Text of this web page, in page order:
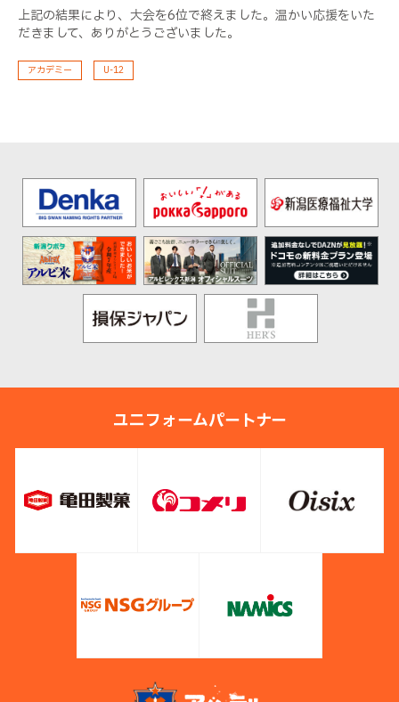
上記の結果により、大会を6位で終えました。温かい応援をいた
だきまして、ありがとうございました。
アカデミー U-12
ユニフォームパートナー